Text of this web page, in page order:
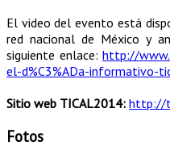
El video del evento está
red nacional de México y
siguiente enlace: http://
el-d%C3%ADa-informativo-
Sitio web TICAL2014: http://
Fotos